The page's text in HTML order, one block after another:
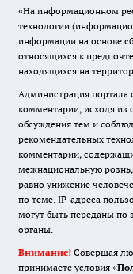
«На информационном
технологии
информации на основе
относящихся к
находящихся на
Администрация портала
комментарии, исходя из
обсуждения тем и
рекомендательных
комментарии,
межнациональную
равно унижение
по теме. IP-адреса
могут быть переданы по
органы.
Внимание! Совершая
принимаете условия «